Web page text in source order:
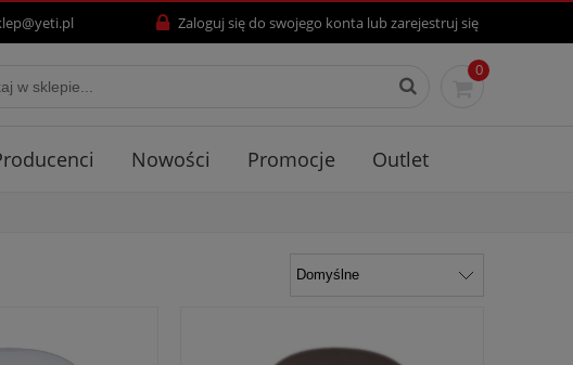
Zaloguj siędo swojego konta lubzarejestruj się
0
Nowości Promocje Outlet